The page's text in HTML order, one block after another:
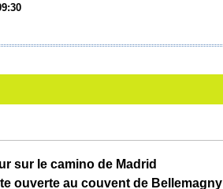
sur le camino de Madrid
ouverte au couvent de Bellemagny